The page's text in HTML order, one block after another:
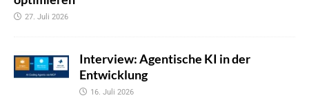
27. Juli 2026
Interview: Agentische KI in der
Entwicklung
16. Juli 2026